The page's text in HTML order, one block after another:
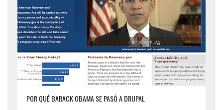
POR QUÉ BARACK OBAMA SE PASÓ A DRUPAL